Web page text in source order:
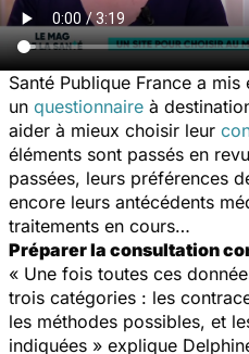
Santé Publique France a mis
un questionnaire à
aider à mieux choisir leur
éléments sont passés en
passées, leurs préférences
encore leurs antécédents
traitements en cours…
Préparer la consultation
« Une fois toutes ces
trois catégories : les
les méthodes possibles, et
indiquées » explique